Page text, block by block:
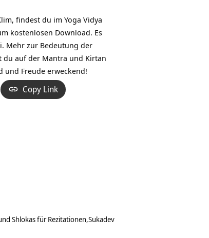
findest du im Yoga Vidya
kostenlosen Download. Es
Mehr zur Bedeutung der
du aufder Mantra und Kirtan
und Freude erweckend!
Copy Link
Shlokas für Rezitationen Sukadev